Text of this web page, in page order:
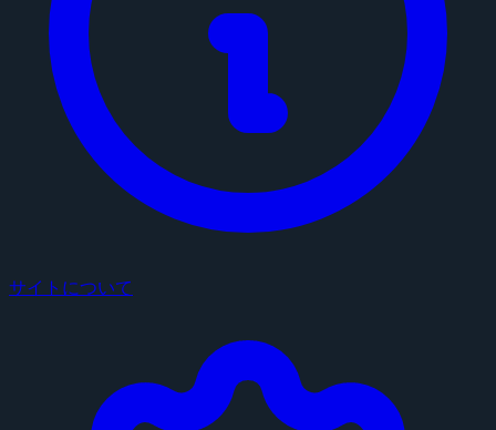
サイトについて